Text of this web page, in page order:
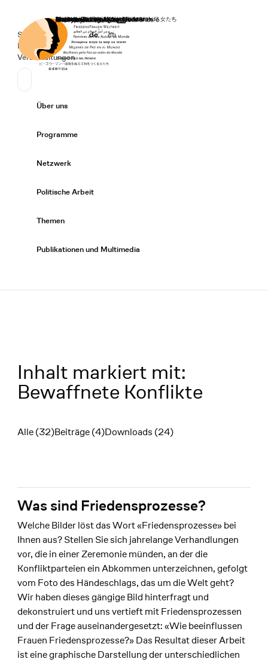
Startseite
Secondary Navigation
Spenden
News
Veranstaltungen
Sprache wechseln
Deutsch
de English
en
Primary Navigation
Über uns
Programme
Netzwerk
Politische Arbeit
Themen
Publikationen und Multimedia
Inhalt markiert mit:
Bewaffnete Konflikte
Filter
Alle (32)Beiträge (4)Downloads (24)
Was sind Friedensprozesse?
Welche Bilder löst das Wort «Friedensprozesse» bei
Ihnen aus? Stellen Sie sich jahrelange Verhandlungen
vor, die in einer Zeremonie münden, an der die
Konfliktparteien ein Abkommen unterzeichnen, gefolgt
vom Foto des Händeschlags, das um die Welt geht?
Wir haben dieses gängige Bild hinterfragt und
dekonstruiert und uns vertieft mit Friedensprozessen
und der Frage auseinandergesetzt: «Wie beeinflussen
Frauen Friedensprozesse?» Das Resultat dieser Arbeit
ist eine graphische Darstellung der unterschiedlichen